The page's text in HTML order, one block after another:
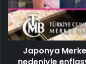
Japonya
nedeniyle